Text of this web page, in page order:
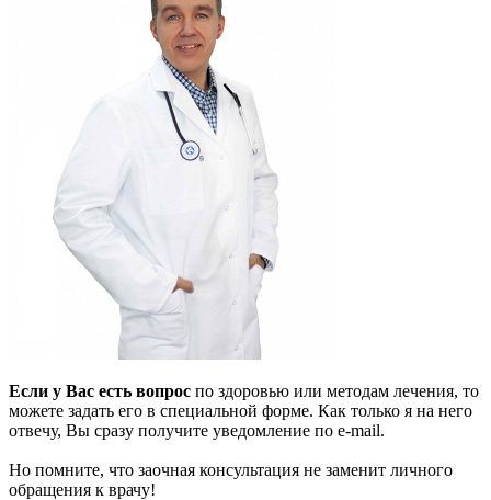
Если у Вас есть вопрос по здоровью или методам лечения, то
можете задать его в специальной форме. Как только я на него
отвечу, Вы сразу получите уведомление по e-mail.
Но помните, что заочная консультация не заменит личного
обращения к врачу!